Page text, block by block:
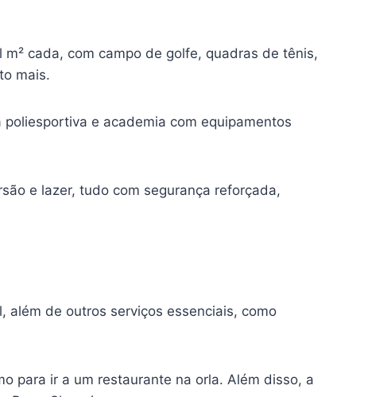
cada, com campo de golfe, quadras de tênis,
mais.
e academia com equipamentos
e lazer, tudo com segurança reforçada,
além de outros serviços essenciais, como
para ir a um restaurante na orla. Além disso, a